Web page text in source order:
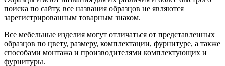
поиска по сайту, все названия образцов не являются
зарегистрированным товарным знаком.
Все мебельные изделия могут отличаться от представленных
образцов по цвету, размеру, комплектации, фурнитуре, а также
способами монтажа и производителями комплектующих и
фурнитуры.